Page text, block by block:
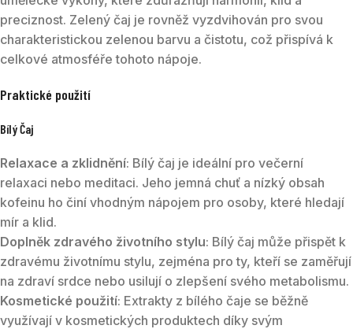
preciznost. Zelený čaj je rovněž vyzdvihován pro svou
charakteristickou zelenou barvu a čistotu, což přispívá k
celkové atmosféře tohoto nápoje.
Praktické použití
Bílý Čaj
Relaxace a zklidnění: Bílý čaj je ideální pro večerní
relaxaci nebo meditaci. Jeho jemná chuť a nízký obsah
kofeinu ho činí vhodným nápojem pro osoby, které hledají
mír a klid.
Doplněk zdravého životního stylu: Bílý čaj může přispět k
zdravému životnímu stylu, zejména pro ty, kteří se zaměřují
na zdraví srdce nebo usilují o zlepšení svého metabolismu.
Kosmetické použití: Extrakty z bílého čaje se běžně
využívají v kosmetických produktech díky svým